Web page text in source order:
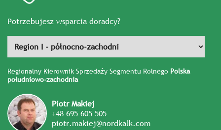
Potrzebujesz wsparcia doradcy?
Regionalny Kierownik Sprzedaży Segmentu Rolnego Polska
południowo-zachodnia
Piotr Makiej
+48 695 605 505
piotr.makiej@nordkalk.com